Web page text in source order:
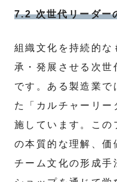
7.2 次世代リーダー
組織文化を持続的な
承・発展させる次世
です。ある製造業で
た「カルチャーリー
施しています。この
の本質的な理解、価
チーム文化の形成手